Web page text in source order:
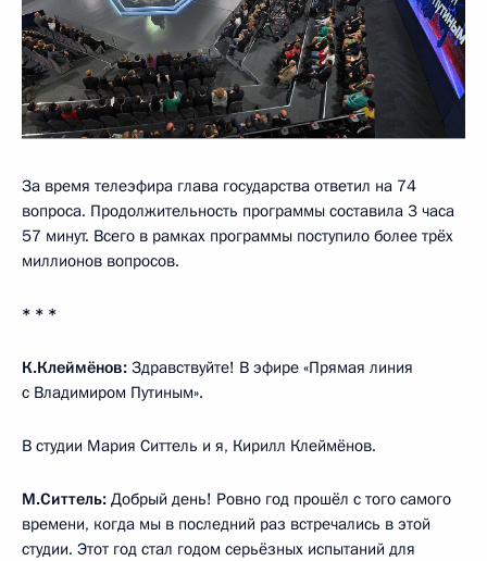
За время телеэфира глава государства ответил на 74
вопроса. Продолжительность программы составила 3 часа
57 минут. Всего в рамках программы поступило более трёх
миллионов вопросов.
* * *
К.Клеймёнов: Здравствуйте! В эфире «Прямая линия
с Владимиром Путиным».
В студии Мария Ситтель и я, Кирилл Клеймёнов.
М.Ситтель: Добрый день! Ровно год прошёл с того самого
времени, когда мы в последний раз встречались в этой
студии. Этот год стал годом серьёзных испытаний для